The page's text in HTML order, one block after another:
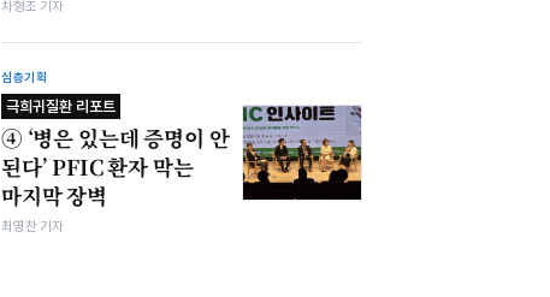
차형조 기자
심층기획
극희귀질환 리포트
④ ‘병은 있는데 증명이 안
된다’ PFIC 환자 막는
마지막 장벽
최영찬 기자